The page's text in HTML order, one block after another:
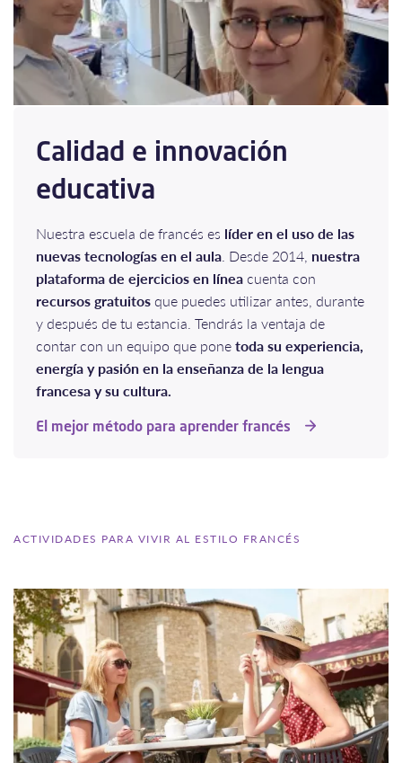
Calidad e innovación
educativa
Nuestra escuela de francés es líder en el uso de las
nuevas tecnologías en el aula. Desde 2014, nuestra
plataforma de ejercicios en líneacuenta con
recursos gratuitosque puedes utilizar antes, durante
y después de tu estancia. Tendrás la ventaja de
contar con un equipo que ponetoda su experiencia,
energía y pasión en la enseñanza de la lengua
francesa y su cultura.
El mejor método para aprender francés
ACTIVIDADES PARA VIVIR AL ESTILO FRANCÉS